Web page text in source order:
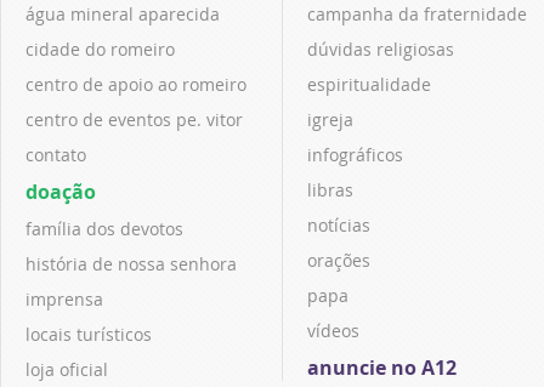
água mineral aparecida
cidade do romeiro
centro de apoio ao romeiro
centro de eventos pe. vitor
contato
doação
família dos devotos
história de nossa senhora
imprensa
locais turísticos
loja oficial
campanha da fraternidade
dúvidas religiosas
espiritualidade
igreja
infográficos
libras
notícias
orações
papa
vídeos
anuncie no A12